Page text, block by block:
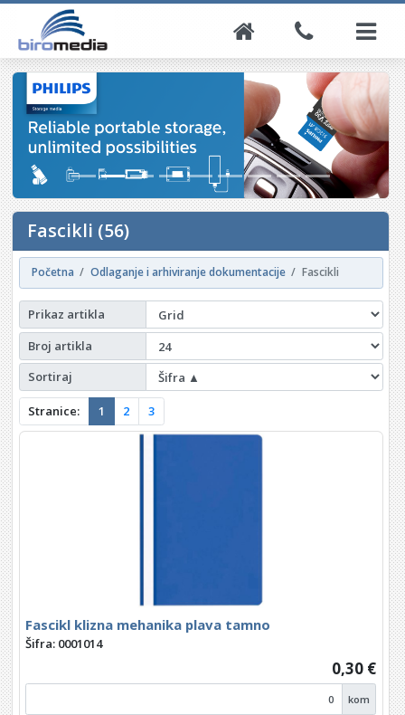
Fascikli (56)
Početna Odlaganje i arhiviranje dokumentacije Fascikli
Prikaz artikla
Broj artikla
Sortiraj
Stranice: 1 2 3
Fascikl klizna mehanika plava tamno
Šifra: 0001014
0,30 €
kom